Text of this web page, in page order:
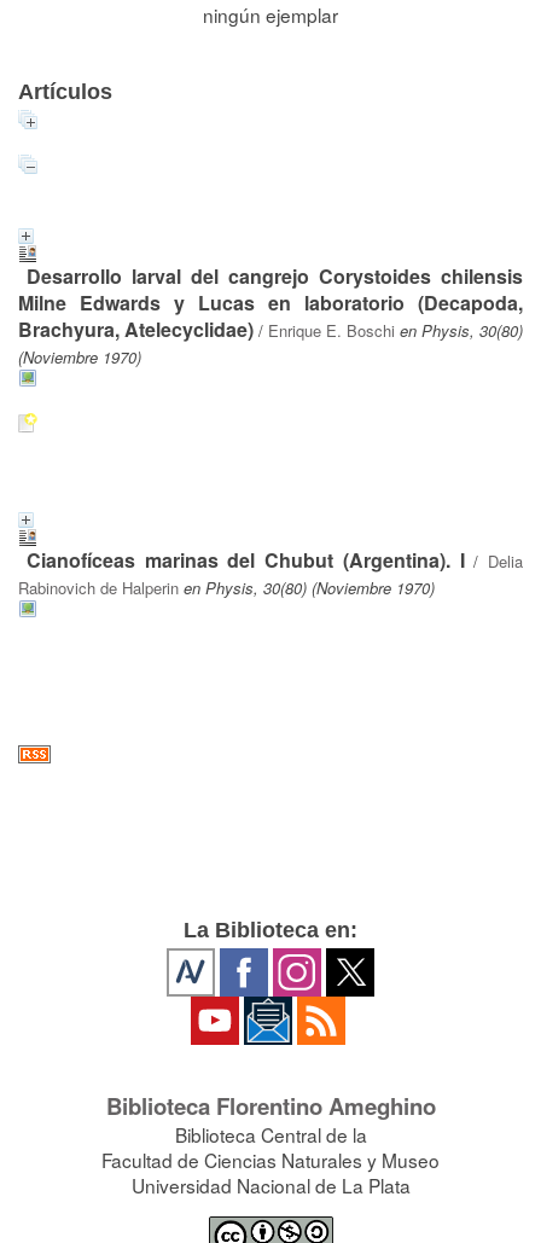
ningún ejemplar
Artículos
Desarrollo larval del cangrejo Corystoides chilensis
Milne Edwards y Lucas en laboratorio (Decapoda,
Brachyura, Atelecyclidae) / Enrique E. Boschi en Physis, 30(80)
(Noviembre 1970)
Cianofíceas marinas del Chubut (Argentina). I/ Delia
Rabinovich de Halperin en Physis, 30(80) (Noviembre 1970)
La Biblioteca en:
Biblioteca Florentino Ameghino
Biblioteca Central de la
Facultad de Ciencias Naturales y Museo
Universidad Nacional de La Plata